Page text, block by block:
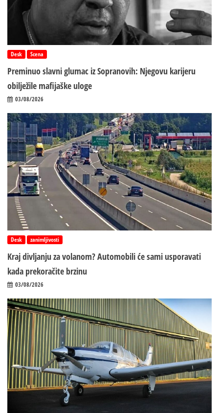
Desk Scena
Preminuo slavni glumac iz Sopranovih: Njegovu karijeru
obilježile mafijaške uloge
03/08/2026
Desk zanimljivosti
Kraj divljanju za volanom? Automobili će sami usporavati
kada prekoračite brzinu
03/08/2026